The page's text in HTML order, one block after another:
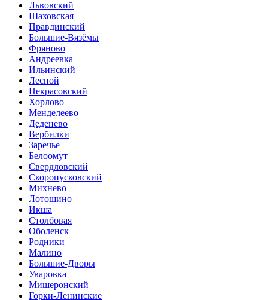
Львовский
Шаховская
Правдинский
Большие-Вязёмы
Фряново
Андреевка
Ильинский
Лесной
Некрасовский
Хорлово
Менделеево
Деденево
Вербилки
Заречье
Белоомут
Свердловский
Скоропусковский
Михнево
Лотошино
Икша
Столбовая
Оболенск
Родники
Малино
Большие-Дворы
Уваровка
Мишеронский
Горки-Ленинские